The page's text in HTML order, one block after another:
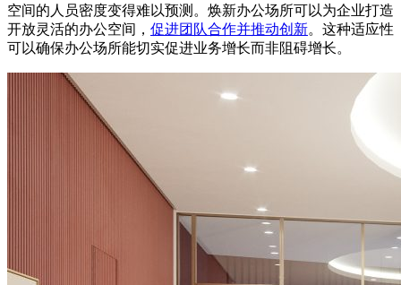
空间的人员密度变得难以预测。焕新办公场所可以为企业打造
开放灵活的办公空间， 促进团队合作并推动创新。这种适应性
可以确保办公场所能切实促进业务增长而非阻碍增长。